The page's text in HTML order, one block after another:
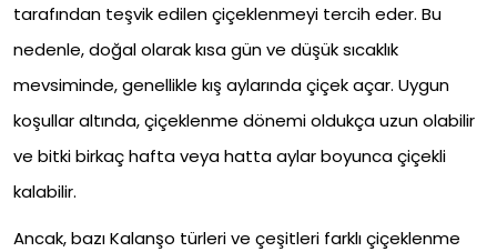
tarafından teşvik edilen çiçeklenmeyi tercih eder. Bu
nedenle, doğal olarak kısa gün ve düşük sıcaklık
mevsiminde, genellikle kış aylarında çiçek açar. Uygun
koşullar altında, çiçeklenme dönemi oldukça uzun olabilir
ve bitki birkaç hafta veya hatta aylar boyunca çiçekli
kalabilir.
Ancak, bazı Kalanşo türleri ve çeşitleri farklı çiçeklenme